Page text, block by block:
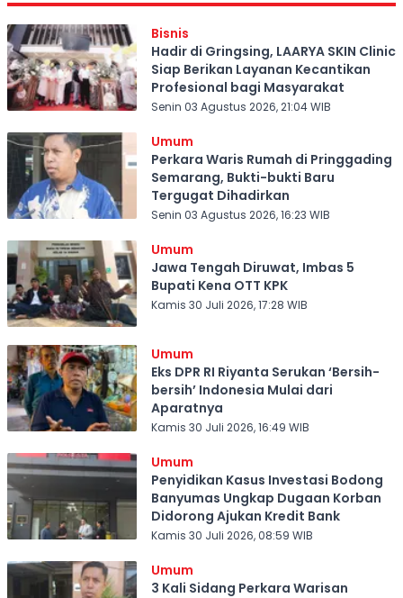
Bisnis
Hadir di Gringsing, LAARYA SKIN Clinic
Siap Berikan Layanan Kecantikan
Profesional bagi Masyarakat
Senin 03 Agustus 2026, 21:04 WIB
Umum
Perkara Waris Rumah di Pringgading
Semarang, Bukti-bukti Baru
Tergugat Dihadirkan
Senin 03 Agustus 2026, 16:23 WIB
Umum
Jawa Tengah Diruwat, Imbas 5
Bupati Kena OTT KPK
Kamis 30 Juli 2026, 17:28 WIB
Umum
Eks DPR RI Riyanta Serukan ‘Bersih-
bersih’ Indonesia Mulai dari
Aparatnya
Kamis 30 Juli 2026, 16:49 WIB
Umum
Penyidikan Kasus Investasi Bodong
Banyumas Ungkap Dugaan Korban
Didorong Ajukan Kredit Bank
Kamis 30 Juli 2026, 08:59 WIB
Umum
3 Kali Sidang Perkara Warisan